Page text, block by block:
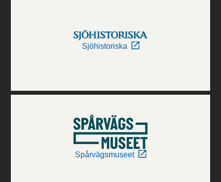
Sjöhistoriska
Spårvägsmuseet